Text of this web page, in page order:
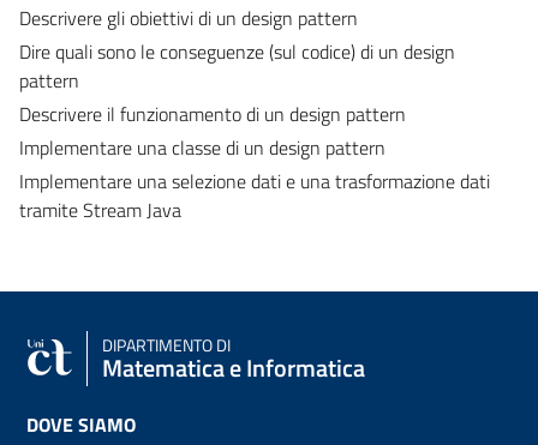
Descrivere gli obiettivi di un design pattern
Dire quali sono le conseguenze (sul codice) di un design
pattern
Descrivere il funzionamento di un design pattern
Implementare una classe di un design pattern
Implementare una selezione dati e una trasformazione dati
tramite Stream Java
DIPARTIMENTO DI
Matematica e Informatica
DOVE SIAMO